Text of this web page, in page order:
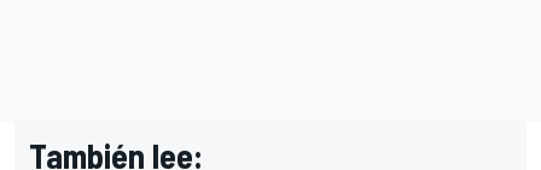
También lee: